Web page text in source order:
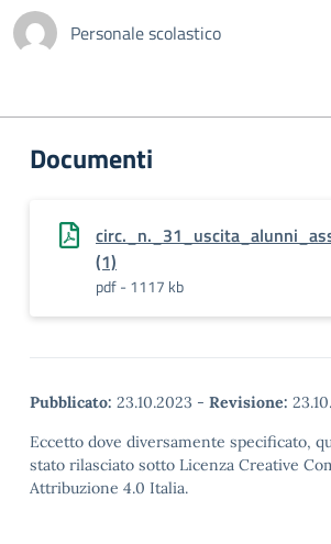
Personale scolastico
Documenti
(1)
pdf - 1117 kb
Pubblicato: 23.10.2023 - Revisione:
Eccetto dove diversamente specificato,
stato rilasciato sotto Licenza Creative
Attribuzione 4.0 Italia.